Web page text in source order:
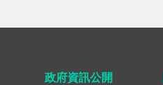
政府資訊公開